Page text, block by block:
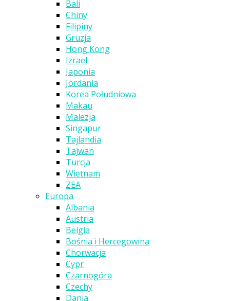
Bali
Chiny
Filipiny
Gruzja
Hong Kong
Izrael
Japonia
Jordania
Korea Południowa
Makau
Malezja
Singapur
Tajlandia
Tajwan
Turcja
Wietnam
ZEA
Europa
Albania
Austria
Belgia
Bośnia i Hercegowina
Chorwacja
Cypr
Czarnogóra
Czechy
Dania